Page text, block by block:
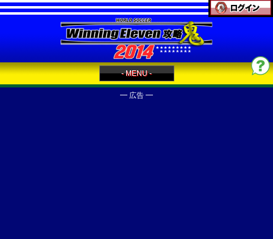
- MENU -
━ 広告 ━